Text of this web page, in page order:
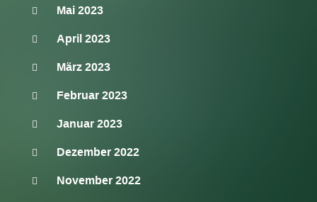
Mai 2023
April 2023
März 2023
Februar 2023
Januar 2023
Dezember 2022
November 2022